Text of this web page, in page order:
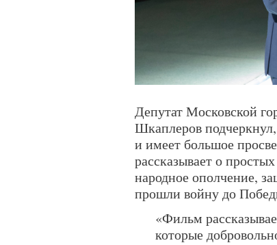
Депутат Московской
Шкаплеров подчеркнул,
и имеет большое
рассказывает о
народное ополчение,
прошли войну до
«Фильм
которые